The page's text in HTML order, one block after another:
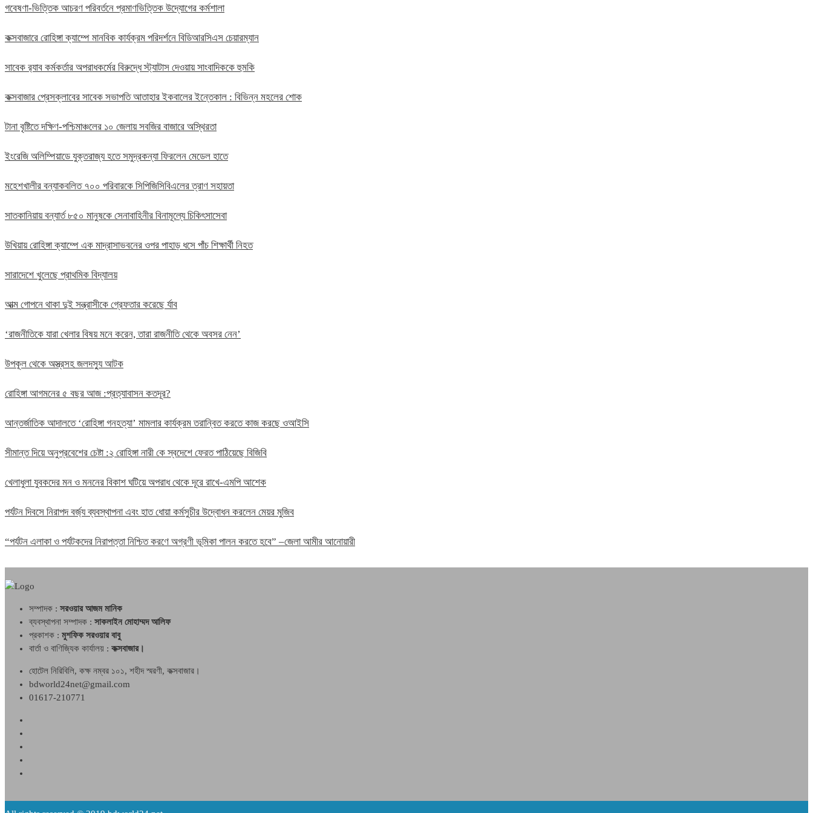
গবেষণা-ভিত্তিক আচরণ পরিবর্তনে প্রমাণভিত্তিক উদ্যোগের কর্মশালা
কক্সবাজারে রোহিঙ্গা ক্যাম্পে মানবিক কার্যক্রম পরিদর্শনে বিডিআরসিএস চেয়ারম্যান
সাবেক র‍্যাব কর্মকর্তার অপরাধকর্মের বিরুদ্ধে স্ট্যাটাস দেওয়ায় সাংবাদিককে হুমকি
কক্সবাজার প্রেসক্লাবের সাবেক সভাপতি আতাহার ইকবালের ইন্তেকাল : বিভিন্ন মহলের শোক
টানা বৃষ্টিতে দক্ষিণ-পশ্চিমাঞ্চলের ১০ জেলায় সবজির বাজারে অস্থিরতা
ইংরেজি অলিম্পিয়াডে যুক্তরাজ্য হতে সমুদ্রকন্যা ফিরলেন মেডেল হাতে
মহেশখালীর বন্যাকবলিত ৭০০ পরিবারকে সিপিজিসিবিএলের ত্রাণ সহায়তা
সাতকানিয়ায় বন্যার্ত ৮৫০ মানুষকে সেনাবাহিনীর বিনামূল্যে চিকিৎসাসেবা
উখিয়ায় রোহিঙ্গা ক্যাম্পে এক মাদ্রাসাভবনের ওপর পাহাড় ধসে পাঁচ শিক্ষার্থী নিহত
সারাদেশে খুলেছে প্রাথমিক বিদ্যালয়
আত্ম গোপনে থাকা দুই সন্ত্রাসীকে গ্রেফতার করেছে র্যাব
‘রাজনীতিকে যারা খেলার বিষয় মনে করেন, তারা রাজনীতি থেকে অবসর নেন’
উপকূল থেকে অস্ত্রসহ জলদস্যু আটক
রোহিঙ্গা আগমনের ৫ বছর আজ :প্রত্যাবাসন কতদূর?
আন্তর্জাতিক আদালতে ‘রোহিঙ্গা গনহত্যা’ মামলার কার্যক্রম তরান্বিত করতে কাজ করছে ওআইসি
সীমান্ত দিয়ে অনুপ্রবেশের চেষ্টা :২ রোহিঙ্গা নারী কে স্বদেশে ফেরত পাঠিয়েছে বিজিবি
খেলাধুলা যুবকদের মন ও মননের বিকাশ ঘটিয়ে অপরাধ থেকে দূরে রাখে-এমপি আশেক
পর্যটন দিবসে নিরাপদ বর্জ্য ব্যবস্থাপনা এবং হাত ধোয়া কর্মসুচীর উদ্বোধন করলেন মেয়র মুজিব
“পর্যটন এলাকা ও পর্যটকদের নিরাপত্তা নিশ্চিত করণে অগ্রণী ভূমিকা পালন করতে হবে” –জেলা আমীর আনোয়ারী
সম্পাদক : সরওয়ার আজম মানিক
ব্যবস্থাপনা সম্পাদক : সাকলাইন মোহাম্মদ আলিফ
প্রকাশক : মুশফিক সরওয়ার বাবু
বার্তা ও বাণিজ্যিক কার্যালয় : কক্সবাজার।
হোটেল নিরিবিলি, কক্ষ নম্বর ১০১, শহীদ স্মরণী, কক্সবাজার।
bdworld24net@gmail.com
01617-210771